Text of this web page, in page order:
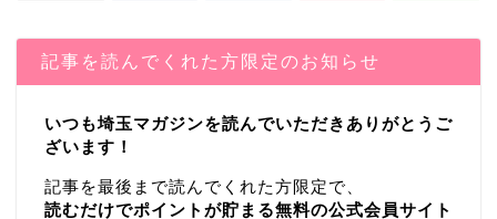
記事を読んでくれた方限定のお知らせ
いつも埼玉マガジンを読んでいただきありがとうご
ざいます！
記事を最後まで読んでくれた方限定で、
読むだけでポイントが貯まる無料の公式会員サイト